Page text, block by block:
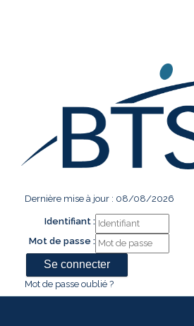
Dernière mise à jour : 08/08/2026
Identifiant :
Mot de passe :
Mot de passe oublié ?